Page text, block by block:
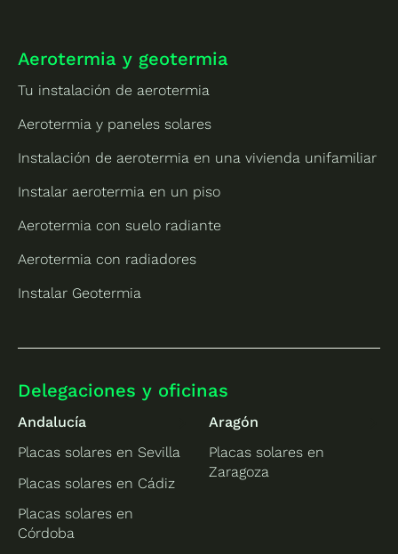
Aerotermia y geotermia
Tu instalación de aerotermia
Aerotermia y paneles solares
Instalación de aerotermia en una vivienda unifamiliar
Instalar aerotermia en un piso
Aerotermia con suelo radiante
Aerotermia con radiadores
Instalar Geotermia
Delegaciones y oficinas
Andalucía
Placas solares en Sevilla
Placas solares en Cádiz
Placas solares en
Córdoba
Aragón
Placas solares en
Zaragoza